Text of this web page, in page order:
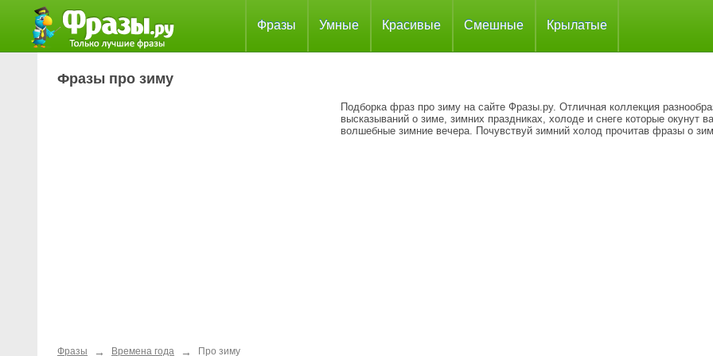
Фразы Умные Красивые Смешные Крылатые
Фразы про зиму
Подборка фраз про зиму на сайте Фразы.ру. Отличная коллекция
высказываний о зиме, зимних праздниках, холоде и снеге которые окунут
волшебные зимние вечера. Почувствуй зимний холод прочитав фразы о
Фразы → Времена года → Про зиму